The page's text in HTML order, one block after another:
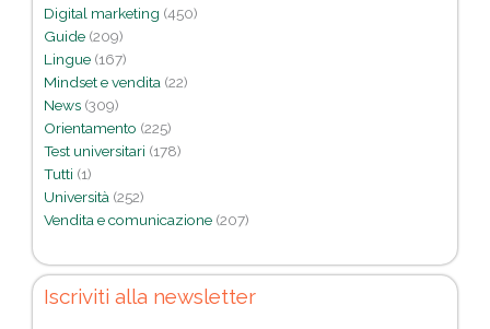
Digital marketing (450)
Guide (209)
Lingue (167)
Mindset e vendita (22)
News (309)
Orientamento (225)
Test universitari (178)
Tutti (1)
Università (252)
Vendita e comunicazione (207)
Iscriviti alla newsletter